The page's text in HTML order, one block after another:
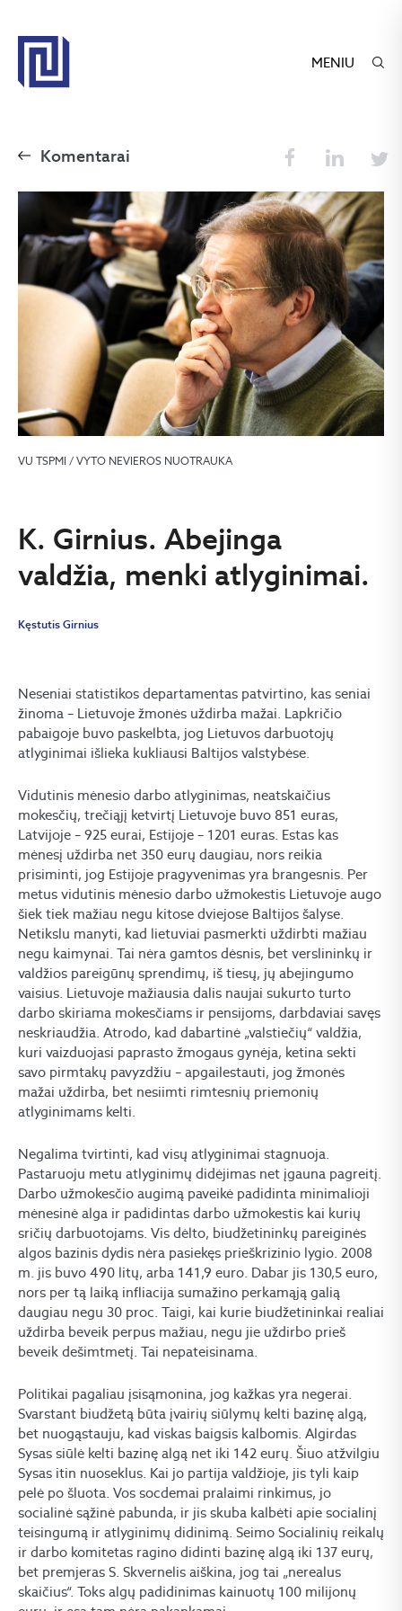
MENIU
Komentarai
VU TSPMI / VYTO NEVIEROS NUOTRAUKA
K. Girnius. Abejinga
valdžia, menki atlyginimai.
Kęstutis Girnius
Neseniai statistikos departamentas patvirtino, kas seniai
žinoma – Lietuvoje žmonės uždirba mažai. Lapkričio
pabaigoje buvo paskelbta, jog Lietuvos darbuotojų
atlyginimai išlieka kukliausi Baltijos valstybėse.
Vidutinis mėnesio darbo atlyginimas, neatskaičius
mokesčių, trečiąjį ketvirtį Lietuvoje buvo 851 euras,
Latvijoje – 925 eurai, Estijoje – 1201 euras. Estas kas
mėnesį uždirba net 350 eurų daugiau, nors reikia
prisiminti, jog Estijoje pragyvenimas yra brangesnis. Per
metus vidutinis mėnesio darbo užmokestis Lietuvoje augo
šiek tiek mažiau negu kitose dviejose Baltijos šalyse.
Netikslu manyti, kad lietuviai pasmerkti uždirbti mažiau
negu kaimynai. Tai nėra gamtos dėsnis, bet verslininkų ir
valdžios pareigūnų sprendimų, iš tiesų, jų abejingumo
vaisius. Lietuvoje mažiausia dalis naujai sukurto turto
darbo skiriama mokesčiams ir pensijoms, darbdaviai savęs
neskriaudžia. Atrodo, kad dabartinė „valstiečių“ valdžia,
kuri vaizduojasi paprasto žmogaus gynėja, ketina sekti
savo pirmtakų pavyzdžiu – apgailestauti, jog žmonės
mažai uždirba, bet nesiimti rimtesnių priemonių
atlyginimams kelti.
Negalima tvirtinti, kad visų atlyginimai stagnuoja.
Pastaruoju metu atlyginimų didėjimas net įgauna pagreitį.
Darbo užmokesčio augimą paveikė padidinta minimalioji
mėnesinė alga ir padidintas darbo užmokestis kai kurių
sričių darbuotojams. Vis dėlto, biudžetininkų pareiginės
algos bazinis dydis nėra pasiekęs prieškrizinio lygio. 2008
m. jis buvo 490 litų, arba 141,9 euro. Dabar jis 130,5 euro,
nors per tą laiką infliacija sumažino perkamąją galią
daugiau negu 30 proc. Taigi, kai kurie biudžetininkai realiai
uždirba beveik perpus mažiau, negu jie uždirbo prieš
beveik dešimtmetį. Tai nepateisinama.
Politikai pagaliau įsisąmonina, jog kažkas yra negerai.
Svarstant biudžetą būta įvairių siūlymų kelti bazinę algą,
bet nuogąstauju, kad viskas baigsis kalbomis. Algirdas
Sysas siūlė kelti bazinę algą net iki 142 eurų. Šiuo atžvilgiu
Sysas itin nuoseklus. Kai jo partija valdžioje, jis tyli kaip
pelė po šluota. Vos socdemai pralaimi rinkimus, jo
socialinė sąžinė pabunda, ir jis skuba kalbėti apie socialinį
teisingumą ir atlyginimų didinimą. Seimo Socialinių reikalų
ir darbo komitetas ragino didinti bazinę algą iki 137 eurų,
bet premjeras S. Skvernelis aiškina, jog tai „nerealus
skaičius“. Toks algų padidinimas kainuotų 100 milijonų